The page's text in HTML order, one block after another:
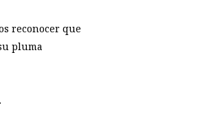
reconocer que
pluma